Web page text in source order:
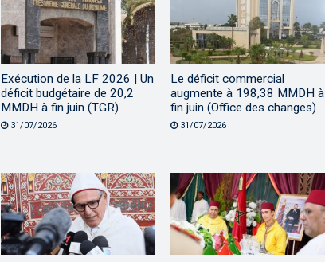
Exécution de la LF 2026 | Un
déficit budgétaire de 20,2
MMDH à fin juin (TGR)
31/07/2026
Le déficit commercial
augmente à 198,38 MMDH à
fin juin (Office des changes)
31/07/2026